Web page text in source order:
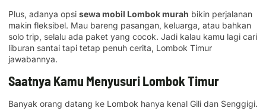
Plus, adanya opsi sewa mobil Lombok murah bikin perjalanan
makin fleksibel. Mau bareng pasangan, keluarga, atau bahkan
solo trip, selalu ada paket yang cocok. Jadi kalau kamu lagi cari
liburan santai tapi tetap penuh cerita, Lombok Timur
jawabannya.
Saatnya Kamu Menyusuri Lombok Timur
Banyak orang datang ke Lombok hanya kenal Gili dan Senggigi.